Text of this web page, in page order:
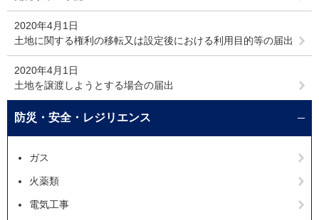
2020年4月1日
土地に関する権利の移転又は設定後における利用目的等の届出
2020年4月1日
土地を譲渡しようとする場合の届出
防災・安全・レジリエンス
ガス
火薬類
電気工事